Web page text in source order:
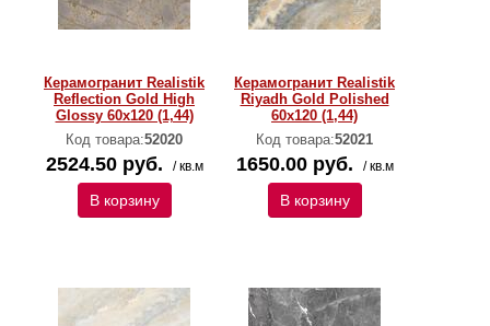
Керамогранит Realistik
Reflection Gold High
Glossy 60x120 (1,44)
Код товара:52020
2524.50 руб. / кв.м
В корзину
Керамогранит Realistik
Riyadh Gold Polished
60x120 (1,44)
Код товара:52021
1650.00 руб. / кв.м
В корзину